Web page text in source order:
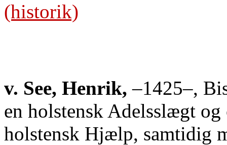
(historik)
v. See, Henrik, –1425–,
en holstensk Adelsslægt
holstensk Hjælp, samtidig